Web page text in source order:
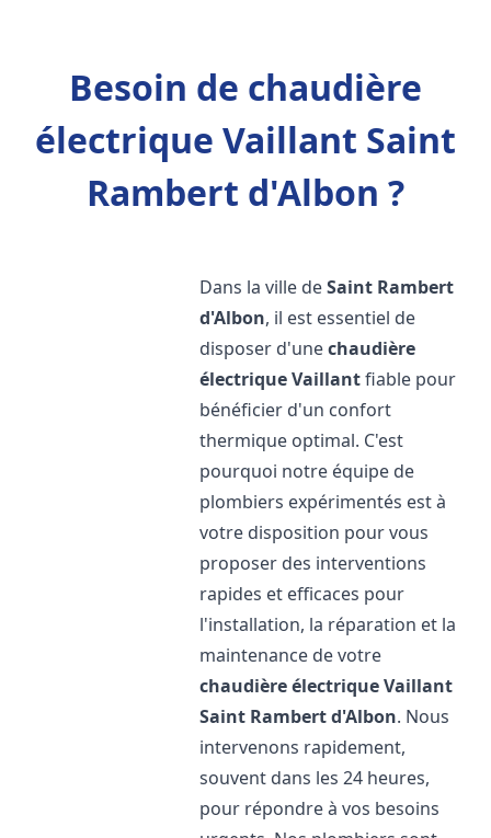
Besoin de chaudière
électrique Vaillant Saint
Rambert d'Albon ?
Dans la ville deSaint Rambert
d'Albon, il est essentiel de
disposer d'unechaudière
électrique Vaillantfiable pour
bénéficier d'un confort
thermique optimal. C'est
pourquoi notre équipe de
plombiers expérimentés est à
votre disposition pour vous
proposer des interventions
rapides et efficaces pour
l'installation, la réparation et la
maintenance de votre
chaudière électrique Vaillant
Saint Rambert d'Albon. Nous
intervenons rapidement,
souvent dans les 24 heures,
pour répondre à vos besoins